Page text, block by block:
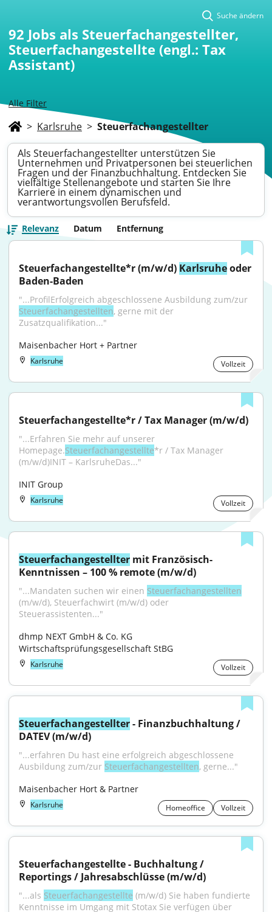
Alle Filter
Suche ändern
92 Jobs als Steuerfachangestellter,
Steuerfachangestellte (engl.: Tax
Assistant)
> Karlsruhe > Steuerfachangestellter
Als Steuerfachangestellter unterstützen Sie
Unternehmen und Privatpersonen bei steuerlichen
Fragen und der Finanzbuchhaltung. Entdecken Sie
vielfältige Stellenangebote und starten Sie Ihre
Karriere in einem dynamischen und
verantwortungsvollen Berufsfeld.
Relevanz Datum Entfernung
Steuerfachangestellte*r (m/w/d) Karlsruhe oder
Baden-Baden
Steuerfachangestellten, gerne mit der
Zusatzqualifikation..."
Maisenbacher Hort + Partner
Karlsruhe Vollzeit
Steuerfachangestellte*r / Tax Manager (m/w/d)
"...Erfahren Sie mehr auf unserer
Homepage.Steuerfachangestellte*r / Tax Manager
(m/w/d)INIT – KarlsruheDas..."
INIT Group
Karlsruhe Vollzeit
Steuerfachangestellter mit Französisch-
Kenntnissen – 100 % remote (m/w/d)
"...Mandaten suchen wir einen Steuerfachangestellten
(m/w/d), Steuerfachwirt (m/w/d) oder
Steuerassistenten..."
dhmp NEXT GmbH & Co. KG
Wirtschaftsprüfungsgesellschaft StBG
Karlsruhe Vollzeit
Steuerfachangestellter - Finanzbuchhaltung /
DATEV (m/w/d)
"...erfahren Du hast eine erfolgreich abgeschlossene
Ausbildung zum/zur Steuerfachangestellten, gerne..."
Maisenbacher Hort & Partner
Karlsruhe Homeoffice Vollzeit
Steuerfachangestellte - Buchhaltung /
Reportings / Jahresabschlüsse (m/w/d)
"...als Steuerfachangestellte (m/w/d) Sie haben fundierte
Kenntnisse im Umgang mit Stotax Sie verfügen über